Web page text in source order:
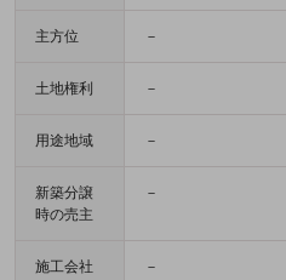
主方位 －
土地権利 －
用途地域 －
新築分譲
時の売主
－
施工会社 －